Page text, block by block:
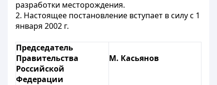
разработки месторождения.
2. Настоящее постановление вступает в силу с 1
января 2002 г.
Председатель
Правительства
Российской
Федерации
М. Касьянов